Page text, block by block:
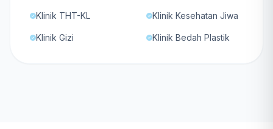
Klinik THT-KL Klinik Kesehatan Jiwa
Klinik Gizi Klinik Bedah Plastik